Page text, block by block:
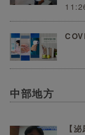
中部地方
【